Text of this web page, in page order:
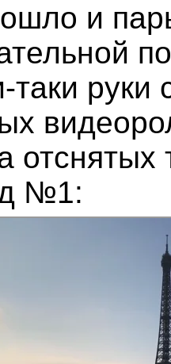
и
руки
№1: